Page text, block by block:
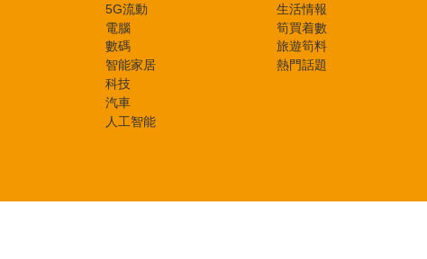
5G流動
電腦
數碼
智能家居
科技
汽車
人工智能
生活情報
筍買着數
旅遊筍料
熱門話題